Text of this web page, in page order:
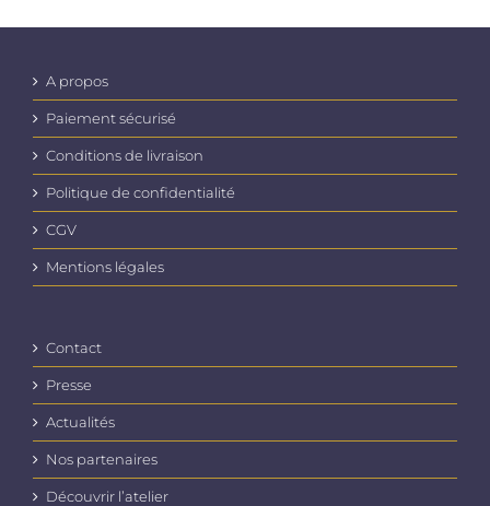
A propos
Paiement sécurisé
Conditions de livraison
Politique de confidentialité
CGV
Mentions légales
Contact
Presse
Actualités
Nos partenaires
Découvrir l’atelier